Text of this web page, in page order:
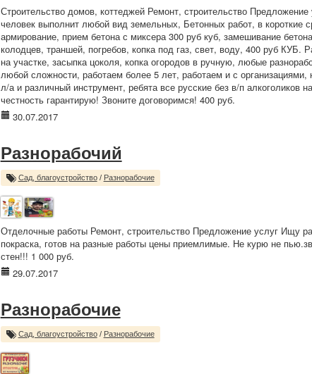
Строительство домов, коттеджей Ремонт, строительство Предложение
человек выполнит любой вид земельных, Бетонных работ, в короткие
армирование, прием бетона с миксера 300 руб куб, замешивание
колодцев, траншей, погребов, копка под газ, свет, воду, 400 руб КУБ.
на участке, засыпка цоколя, копка огородов в ручную, любые
любой сложности, работаем более 5 лет, работаем и с
л/а и различный инструмент, ребята все русские без в/п алкоголиков
честность гарантирую! Звоните договоримся! 400 руб.
30.07.2017
Разнорабочий
Сад, благоустройство/ Разнорабочие
Отделочные работы Ремонт, строительство Предложение услуг Ищу
покраска, готов на разные работы цены приемлимые. Не курю не
стен!!! 1 000 руб.
29.07.2017
Разнорабочие
Сад, благоустройство/ Разнорабочие